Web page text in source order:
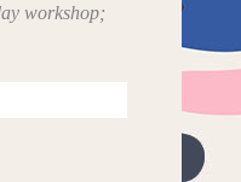
workshop;